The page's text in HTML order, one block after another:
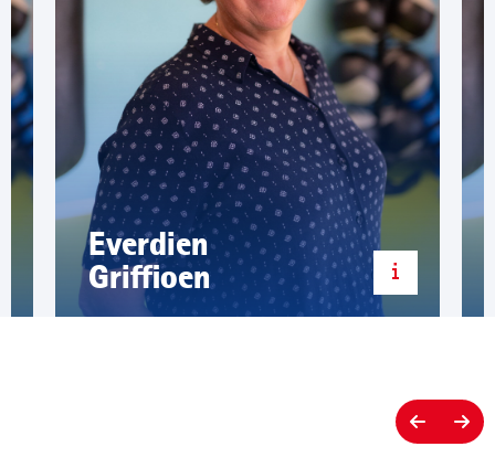
Everdien
Griffioen